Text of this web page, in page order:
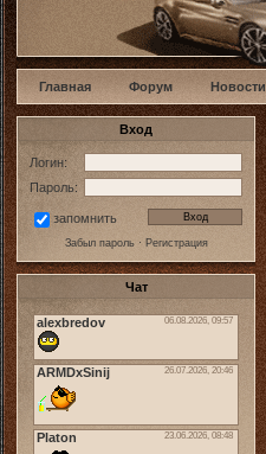
Главная Форум Новости
Вход
Логин:
Пароль:
запомнить
Забыл пароль· Регистрация
Чат